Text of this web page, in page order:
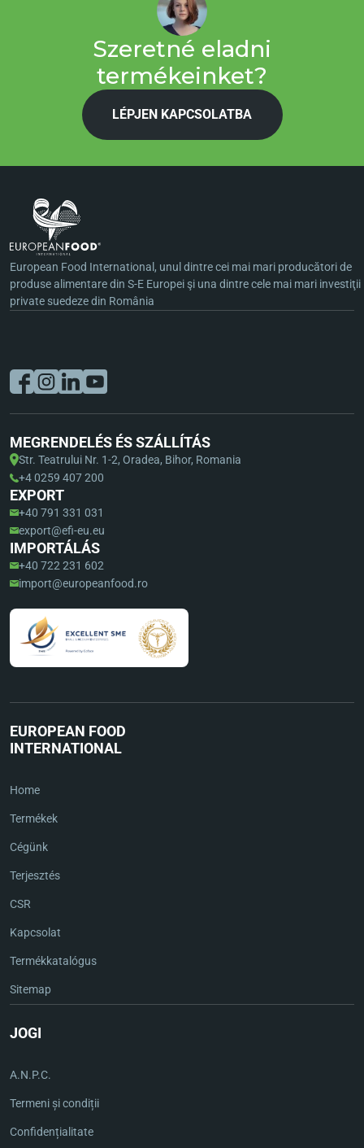
Szeretné eladni
termékeinket?
LÉPJEN KAPCSOLATBA
European Food International, unul dintre cei mai mari producători de
produse alimentare din S-E Europei şi una dintre cele mai mari investiţii
private suedeze din România
MEGRENDELÉS ÉS SZÁLLÍTÁS
Str. Teatrului Nr. 1-2, Oradea, Bihor, Romania
+4 0259 407 200
EXPORT
+40 791 331 031
export@efi-eu.eu
IMPORTÁLÁS
+40 722 231 602
import@europeanfood.ro
EUROPEAN FOOD
INTERNATIONAL
Home
Termékek
Cégünk
Terjesztés
CSR
Kapcsolat
Termékkatalógus
Sitemap
JOGI
A.N.P.C.
Termeni și condiții
Confidențialitate